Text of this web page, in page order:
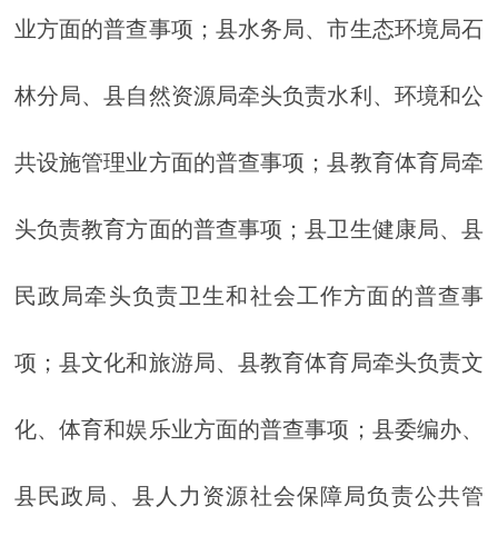
业方面的普查事项；县水务局、市生态环境局石
林分局、县自然资源局牵头负责水利、环境和公
共设施管理业方面的普查事项；县教育体育局牵
头负责教育方面的普查事项；县卫生健康局、县
民政局牵头负责卫生和社会工作方面的普查事
项；县文化和旅游局、县教育体育局牵头负责文
化、体育和娱乐业方面的普查事项；县委编办、
县民政局、县人力资源社会保障局负责公共管